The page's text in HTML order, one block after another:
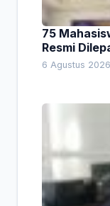
75
Resmi
Empat
6 Agustus 2026